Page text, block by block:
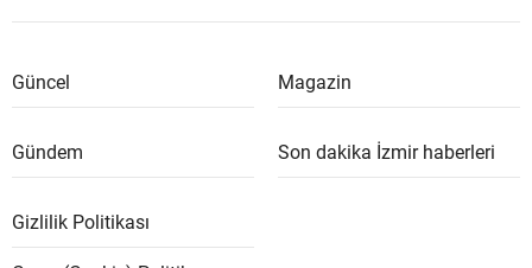
Güncel Magazin
Gündem Son dakika İzmir haberleri
Gizlilik Politikası